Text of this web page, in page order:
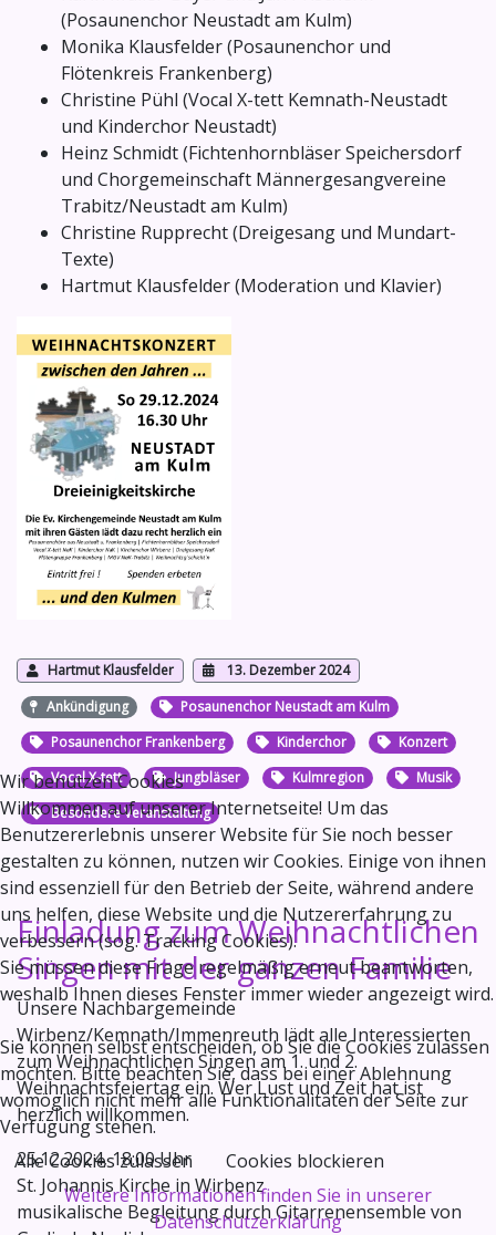
(Posaunenchor Neustadt am Kulm)
Monika Klausfelder (Posaunenchor und
Flötenkreis Frankenberg)
Christine Pühl (Vocal X-tett Kemnath-Neustadt
und Kinderchor Neustadt)
Heinz Schmidt (Fichtenhornbläser Speichersdorf
und Chorgemeinschaft Männergesangvereine
Trabitz/Neustadt am Kulm)
Christine Rupprecht (Dreigesang und Mundart-
Texte)
Hartmut Klausfelder (Moderation und Klavier)
Hartmut Klausfelder
13. Dezember 2024
Ankündigung
Posaunenchor Neustadt am Kulm
Posaunenchor Frankenberg
Kinderchor
Konzert
Vocal X-tett
Jungbläser Kulmregion
Musik
Besondere Veranstaltung
Einladung zum Weihnachtlichen
Singen mit der ganzen Familie
Unsere Nachbargemeinde
Wirbenz/Kemnath/Immenreuth lädt alle Interessierten
zum Weihnachtlichen Singen am 1. und 2.
Weihnachtsfeiertag ein. Wer Lust und Zeit hat ist
herzlich willkommen.
25.12.2024, 18:00 Uhr
St. Johannis Kirche in Wirbenz
musikalische Begleitung durch Gitarrenensemble von
Wir benutzen Cookies
Willkommen auf unserer Internetseite! Um das
Benutzererlebnis unserer Website für Sie noch besser
gestalten zu können, nutzen wir Cookies. Einige von ihnen
sind essenziell für den Betrieb der Seite, während andere
uns helfen, diese Website und die Nutzererfahrung zu
verbessern (sog. Tracking Cookies).
Sie müssen diese Frage regelmäßig erneut beantworten,
weshalb Ihnen dieses Fenster immer wieder angezeigt wird.
Sie können selbst entscheiden, ob Sie die Cookies zulassen
möchten. Bitte beachten Sie, dass bei einer Ablehnung
womöglich nicht mehr alle Funktionalitäten der Seite zur
Verfügung stehen.
Alle Cookies zulassen
Cookies blockieren
Weitere Informationen finden Sie in unserer
Datenschutzerklärung